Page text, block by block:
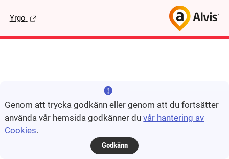
Yrgo (Länk till extern sida.)
Genom att trycka godkänn eller genom att du fortsätter
använda vår hemsida godkänner duvår hantering av
Cookies.
Godkänn